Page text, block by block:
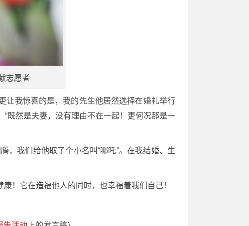
志愿者
让我惊喜的是，我的先生他居然选择在婚礼举行
既然是夫妻，没有理由不在一起！更何况那是一
，我们给他取了个小名叫“哪吒”。在我结婚、生
！它在造福他人的同时，也幸福着我们自己！